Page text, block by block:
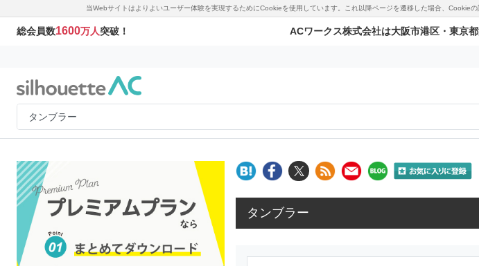
当Webサイトはよりよいユーザー体験を実現するためにCookieを使用しています。これ以降ページを遷移した場合、Cookie
総会員数1600万人突破！ ACワークス株式会社は大阪市港区・東京
タンブラー